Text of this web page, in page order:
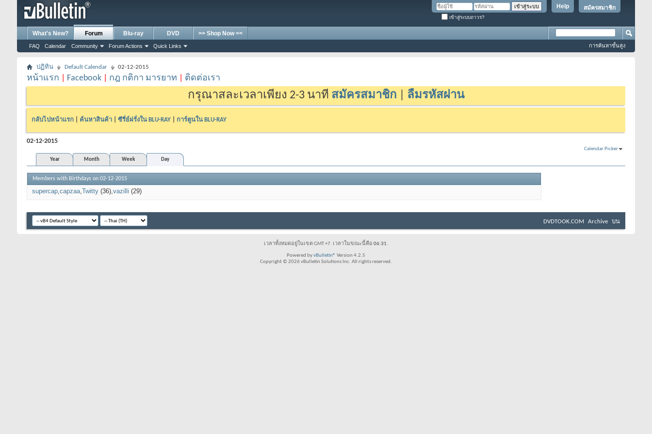
สมัครสมาชิก
Help
เข้าสู่ระบบถาวร?
What's New? Forum
FAQ Calendar Community Forum Actions Quick Links
Blu-ray DVD >> Shop Now <<
การค้นหาขั้นสูง
ปฏิทิน Default Calendar 02-12-2015
หน้าแรก Facebook กฎ กติกา มารยาท ติดต่อเรา
กรุณาสละเวลาเพียง 2-3 นาที สมัครสมาชิก ลืมรหัสผ่าน
กลับไปหน้าแรก ค้นหาสินค้า ซีรี่ย์ฝรั่งใน BLU-RAY การ์ตูนใน BLU-RAY
02-12-2015
Calendar Picker
Year
Month Week Day
Members with Birthdays on 02-12-2015
supercap capzaa Twitty (36) vazilli (29)
DVDTOOK.COM Archive บน
เวลาทั้งหมดอยู่ในเขต GMT +7. เวลาในขณะนี้คือ 06:31.
Powered byvBulletin® Version 4.2.5
Copyright © 2026 vBulletin Solutions Inc. All rights reserved.